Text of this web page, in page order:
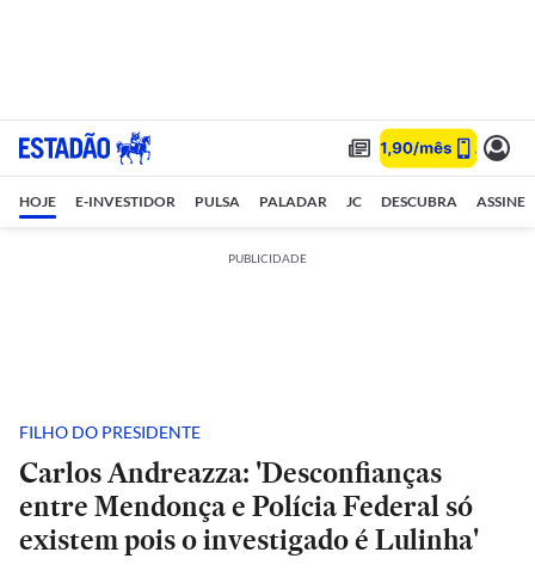
HOJE E-INVESTIDOR PULSA PALADAR JC DESCUBRA ASSINE
PUBLICIDADE
FILHO DO PRESIDENTE
Carlos Andreazza: 'Desconfianças
entre Mendonça e Polícia Federal só
existem pois o investigado é Lulinha'